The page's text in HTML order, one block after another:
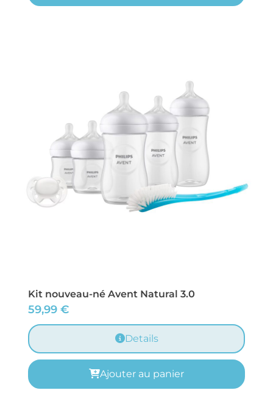
Kit nouveau-né Avent Natural 3.0
59,99 €
Details
Ajouter au panier